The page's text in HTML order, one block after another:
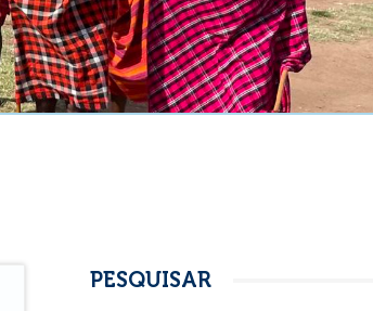
PESQUISAR